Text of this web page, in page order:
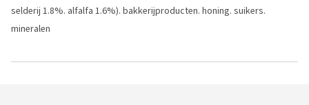
selderij 1.8%. alfalfa 1.6%). bakkerijproducten. honing. suikers.
mineralen